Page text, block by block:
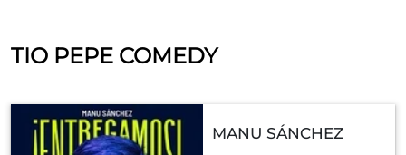
TIO PEPE COMEDY
MANU SÁNCHEZ